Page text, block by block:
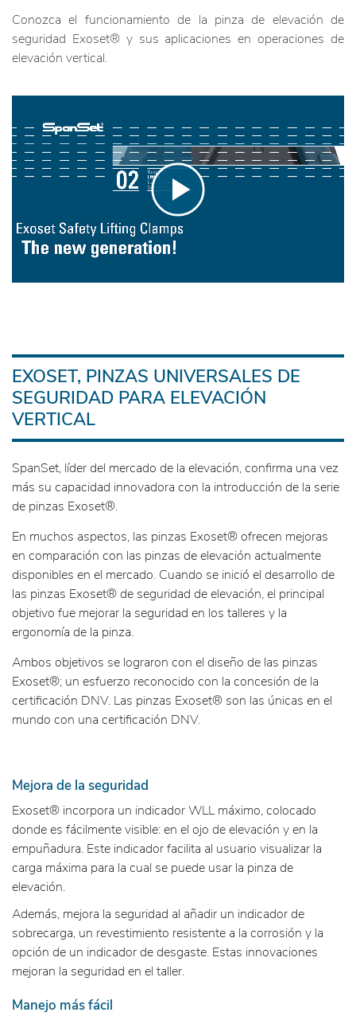
Conozca el funcionamiento de la pinza de elevación de
seguridad Exoset® y sus aplicaciones en operaciones de
elevación vertical.
EXOSET, PINZAS UNIVERSALES DE
SEGURIDAD PARA ELEVACIÓN
VERTICAL
SpanSet, líder del mercado de la elevación, confirma una vez
más su capacidad innovadora con la introducción de la serie
de pinzas Exoset®.
En muchos aspectos, las pinzas Exoset® ofrecen mejoras
en comparación con las pinzas de elevación actualmente
disponibles en el mercado. Cuando se inició el desarrollo de
las pinzas Exoset® de seguridad de elevación, el principal
objetivo fue mejorar la seguridad en los talleres y la
ergonomía de la pinza.
Ambos objetivos se lograron con el diseño de las pinzas
Exoset®; un esfuerzo reconocido con la concesión de la
certificación DNV. Las pinzas Exoset® son las únicas en el
mundo con una certificación DNV.
Mejora de la seguridad
Exoset® incorpora un indicador WLL máximo, colocado
donde es fácilmente visible: en el ojo de elevación y en la
empuñadura. Este indicador facilita al usuario visualizar la
carga máxima para la cual se puede usar la pinza de
elevación.
Además, mejora la seguridad al añadir un indicador de
sobrecarga, un revestimiento resistente a la corrosión y la
opción de un indicador de desgaste. Estas innovaciones
mejoran la seguridad en el taller.
Manejo más fácil